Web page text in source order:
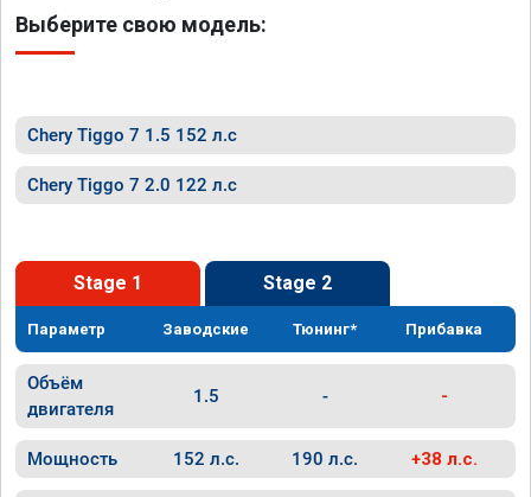
Выберите свою модель:
Chery Tiggo 7 1.5 152 л.с
Chery Tiggo 7 2.0 122 л.с
Stage 1 Stage 2
Параметр Заводские Тюнинг* Прибавка
Объём
двигателя
1.5 - -
Мощность 152 л.с. 190 л.с. +38 л.с.